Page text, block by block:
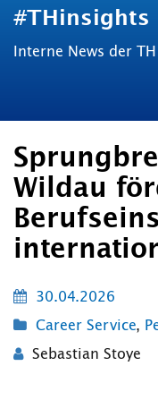
#THinsights
Interne News der
Wildau
30.04.2026
Career Service,
Sebastian Stoye